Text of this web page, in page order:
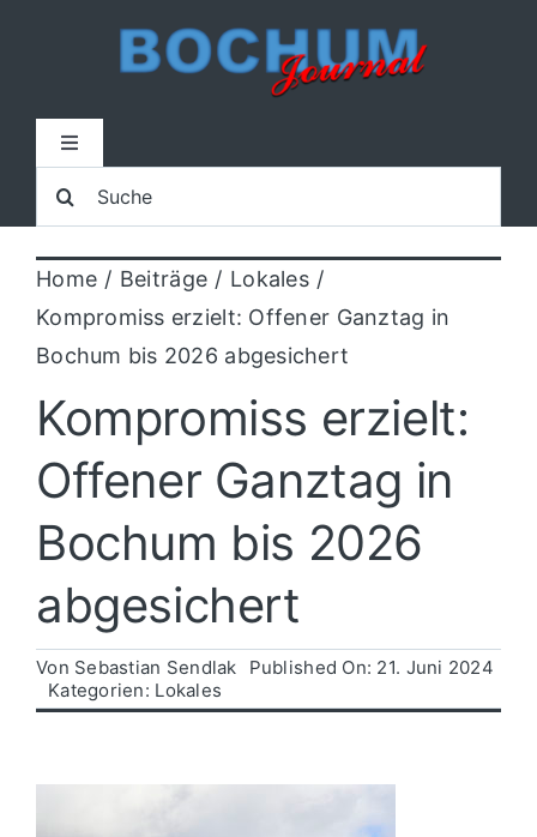
Toggle
Home
Lokal
Blaulicht
Sport
Kultur
Politik
Wirtschaft
Suche
nach:
Home Beiträge
Lokales
Kompromiss erzielt: Offener Ganztag in
Bochum bis 2026 abgesichert
Kompromiss erzielt:
Offener Ganztag in
Bochum bis 2026
abgesichert
Von Sebastian Sendlak
Published On: 21. Juni 2024
Kategorien: Lokales